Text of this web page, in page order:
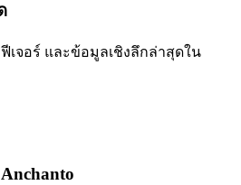
เจอร์ และข้อมูลเชิงลึกล่าสุดใน